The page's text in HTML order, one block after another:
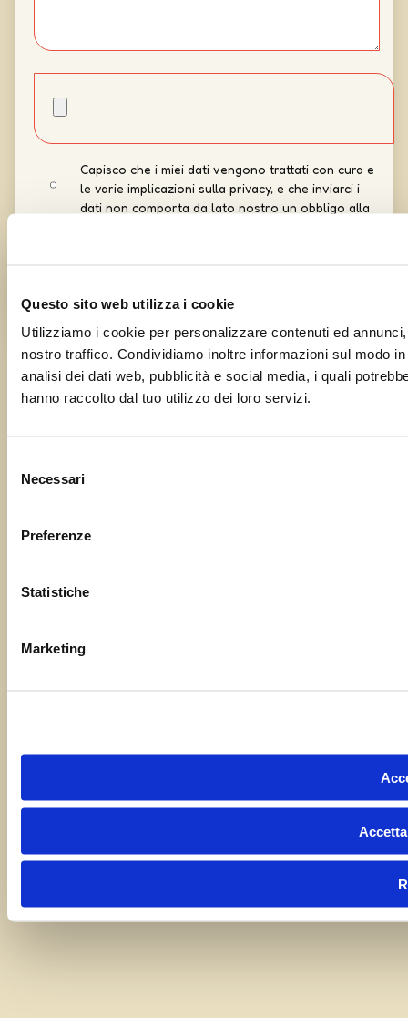
Questo sito web utilizza i cookie
Utilizziamo i cookie per personalizzare contenuti ed
nostro traffico. Condividiamo inoltre informazioni sul modo
analisi dei dati web, pubblicità e social media, i quali
hanno raccolto dal tuo utilizzo dei loro servizi.
delNecessari
Preferenze
Statistiche
Marketing
Capisco che i miei dati vengono trattati con cura e
le varie implicazioni sulla privacy, e che inviarci i
dati non comporta da lato nostro un obbligo alla
Curato daUOLLIcon l’amorevole complicità tecnica di